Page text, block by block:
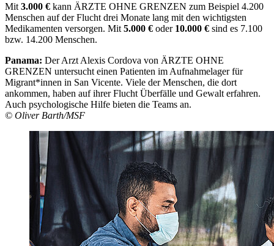
Mit 3.000 € kann ÄRZTE OHNE GRENZEN zum Beispiel 4.200
Menschen auf der Flucht drei Monate lang mit den wichtigsten
Medikamenten versorgen. Mit 5.000 € oder 10.000 € sind es 7.100
bzw. 14.200 Menschen.
Panama: Der Arzt Alexis Cordova von ÄRZTE OHNE
GRENZEN untersucht einen Patienten im Aufnahmelager für
Migrant*innen in San Vicente. Viele der Menschen, die dort
ankommen, haben auf ihrer Flucht Überfälle und Gewalt erfahren.
Auch psychologische Hilfe bieten die Teams an.
© Oliver Barth/MSF